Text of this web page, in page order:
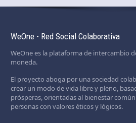
WeOne - Red Social Colaborativa
WeOne es la plataforma de intercambio
moneda.
El proyecto aboga por una sociedad
crear un modo de vida libre y pleno,
prósperas, orientadas al bienestar
personas con valores éticos y lógicos.